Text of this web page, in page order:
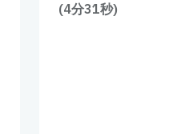
(4分31秒)